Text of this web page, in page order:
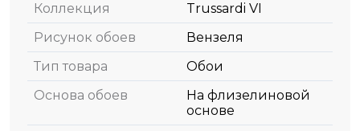
Коллекция
Trussardi VI
Рисунок обоев
Вензеля
Тип товара
Обои
Основа обоев
На флизелиновой
основе